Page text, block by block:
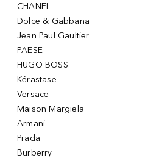
CHANEL
Dolce & Gabbana
Jean Paul Gaultier
PAESE
HUGO BOSS
Kérastase
Versace
Maison Margiela
Armani
Prada
Burberry